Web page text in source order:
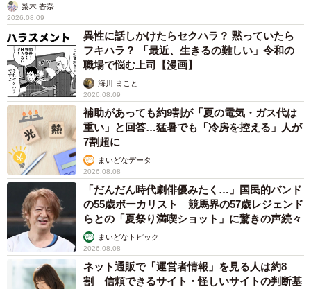
3/8
保健所に収容されていた頃のすずめちゃん（提供：真弓 瞬さん）
するとシェルターの方から、『実は私もこのまま真弓さん
の家にいるのがいいんじゃないかと思ってた」と言われ、
里親候補さんに事情を説明することになったのですが、な
んと、里親候補の方からも、『それ！私も思ってまし
た！』というまさかの反応が返ってきたんです。お見合い
で伺ったときの私とすずめの様子を見てそう感じたそうで
す。そんなこんなで、我が家に正式に迎え入れたのです
が、すべてはあのとき車に乗ったすずめが、自分から意思
表示をしてくれたおかげだなと思っています」
梨木 香奈
2026.08.09
異性に話しかけたらセクハラ？ 黙っていたら
フキハラ？ 「最近、生きるの難しい」令和の
職場で悩む上司【漫画】
海川 まこと
2026.08.09
補助があっても約9割が「夏の電気・ガス代は
重い」と回答…猛暑でも「冷房を控える」人が
7割超に
まいどなデータ
2026.08.08
「だんだん時代劇俳優みたく…」国民的バンド
の55歳ボーカリスト 競馬界の57歳レジェンド
らとの「夏祭り満喫ショット」に驚きの声続々
まいどなトピック
2026.08.08
ネット通販で「運営者情報」を見る人は約8
割 信頼できるサイト・怪しいサイトの判断基